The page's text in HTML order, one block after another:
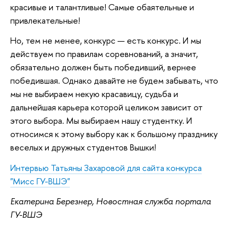
красивые и талантливые! Самые обаятельные и
привлекательные!
Но, тем не менее, конкурс — есть конкурс. И мы
действуем по правилам соревнований, а значит,
обязательно должен быть победивший, вернее
победившая. Однако давайте не будем забывать, что
мы не выбираем некую красавицу, судьба и
дальнейшая карьера которой целиком зависит от
этого выбора. Мы выбираем нашу студентку. И
относимся к этому выбору как к большому празднику
веселых и дружных студентов Вышки!
Интервью Татьяны Захаровой для сайта конкурса
"Мисс ГУ-ВШЭ"
Екатерина Березнер, Новостная служба портала
ГУ-ВШЭ